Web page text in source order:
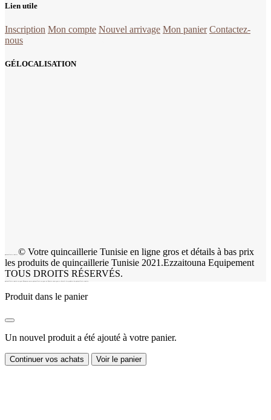
Lien utile
Inscription Mon compte Nouvel arrivage Mon panier Contactez-
nous
GÉLOCALISATION
quincaillerie tunisie © Votre quincaillerie Tunisie en ligne gros et détails à bas prix
les produits de quincaillerie Tunisie 2021.Ezzaitouna Equipement
TOUS DROITS RÉSERVÉS.
quincaillerie tunisie en gros Découvrez notre quincaillerie en gros en Tunisie vente gros et détails les produits de quincaillerie tunisie.
Produit dans le panier
Un nouvel produit a été ajouté à votre panier.
Continuer vos achats Voir le panier